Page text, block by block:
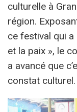
culturelle à
région.
ce festival qui a
et la paix », le
a avancé que
constat culturel.